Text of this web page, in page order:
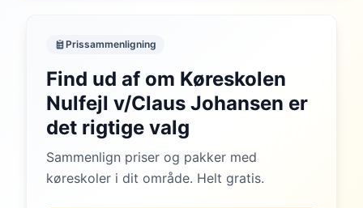
Prissammenligning
Find ud af om Køreskolen
Nulfejl v/Claus Johansen er
det rigtige valg
Sammenlign priser og pakker med
køreskoler i dit område. Helt gratis.